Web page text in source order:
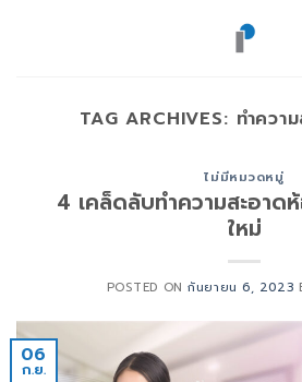
TAG ARCHIVES: ทำควา
ไม่มีหมวดหมู่
4 เคล็ดลับทำความสะอาด
ใหม่
POSTED ONกันยายน 6, 2023
06
ก.ย.